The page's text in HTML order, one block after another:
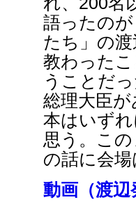
語ったの
たち」の
教わった
うことだ
総理大臣
本はいず
思う。こ
の話に会
動画（渡